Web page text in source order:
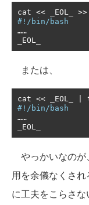
cat << _EOL_ >>
#!/bin/bash
……
_EOL_
または、
cat << _EOL_
#!/bin/bash
……
_EOL_
やっかいなのが
用を余儀なくさ
に工夫をこらさ